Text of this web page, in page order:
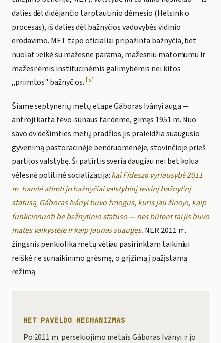
dalies dėl didėjančio tarptautinio dėmesio (Helsinkio
procesas), iš dalies dėl bažnyčios vadovybės vidinio
erodavimo. MET tapo oficialiai pripažinta bažnyčia, bet
nuolat veikė su mažesne parama, mažesniu matomumu ir
mažesnėmis institucinėmis galimybėmis nei kitos
„priimtos" bažnyčios. [5]
Šiame septynerių metų etape Gáboras Iványi auga —
antroji karta tėvo-sūnaus tandeme, gimęs 1951 m. Nuo
savo dvidešimties metų pradžios jis praleidžia suaugusio
gyvenimą pastoracinėje bendruomenėje, stovinčioje prieš
partijos valstybę. Ši patirtis sveria daugiau nei bet kokia
vėlesnė politinė socializacija: kai Fideszo vyriausybė 2011
m. bandė atimti jo bažnyčiai valstybinį teisinį bažnytinį
statusą, Gáboras Iványi buvo žmogus, kuris jau žinojo, kaip
funkcionuoti be bažnytinio statuso — nes būtent tai jis buvo
matęs vaikystėje ir kaip jaunas suaugęs. NER 2011 m.
žingsnis penkiolika metų vėliau pasirinktam taikiniui
reiškė ne sunaikinimo grėsmę, o grįžimą į pažįstamą
režimą.
MET PAVELDO MECHANIZMAS
Po 2011 m. persekiojimo metais Gáboras Iványi ir jo